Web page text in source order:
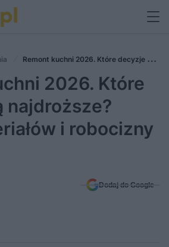
Remont kuchni 2026. Które decyzje są
i robocizny2026. Które
najdroższe?
i robocizny
Dodaj do Google